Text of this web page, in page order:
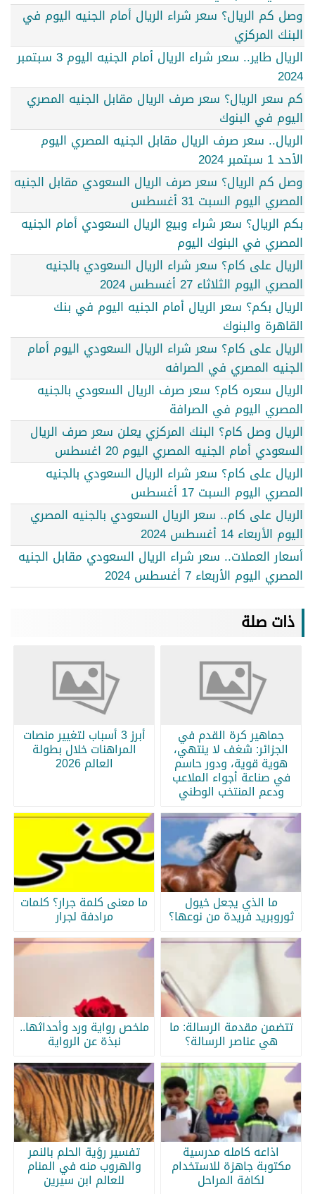
وصل كم الريال؟ سعر شراء الريال أمام الجنيه اليوم في
البنك المركزي
الريال طاير.. سعر شراء الريال أمام الجنيه اليوم 3 سبتمبر
2024
كم سعر الريال؟ سعر صرف الريال مقابل الجنيه المصري
اليوم في البنوك
الريال.. سعر صرف الريال مقابل الجنيه المصري اليوم
الأحد 1 سبتمبر 2024
وصل كم الريال؟ سعر صرف الريال السعودي مقابل الجنيه
المصري اليوم السبت 31 أغسطس
بكم الريال؟ سعر شراء وبيع الريال السعودي أمام الجنيه
المصري في البنوك اليوم
الريال على كام؟ سعر شراء الريال السعودي بالجنيه
المصري اليوم الثلاثاء 27 أغسطس 2024
الريال بكم؟ سعر الريال أمام الجنيه اليوم في بنك
القاهرة والبنوك
الريال على كام؟ سعر شراء الريال السعودي اليوم أمام
الجنيه المصري في الصرافه
الريال سعره كام؟ سعر صرف الريال السعودي بالجنيه
المصري اليوم في الصرافة
الريال وصل كام؟ البنك المركزي يعلن سعر صرف الريال
السعودي أمام الجنيه المصري اليوم 20 اغسطس
الريال على كام؟ سعر شراء الريال السعودي بالجنيه
المصري اليوم السبت 17 أغسطس
الريال على كام.. سعر الريال السعودي بالجنيه المصري
اليوم الأربعاء 14 أغسطس 2024
أسعار العملات.. سعر شراء الريال السعودي مقابل الجنيه
المصري اليوم الأربعاء 7 أغسطس 2024
ذات صلة
جماهير كرة القدم في
الجزائر: شغف لا ينتهي،
هوية قوية، ودور حاسم
في صناعة أجواء الملاعب
ودعم المنتخب الوطني
أبرز 3 أسباب لتغيير منصات
المراهنات خلال بطولة
العالم 2026
ما الذي يجعل خيول
ثوروبريد فريدة من نوعها؟
ما معنى كلمة جرار؟ كلمات
مرادفة لجرار
تتضمن مقدمة الرسالة: ما
هي عناصر الرسالة؟
ملخص رواية ورد وأحداثها..
نبذة عن الرواية
اذاعه كامله مدرسية
مكتوبة جاهزة للاستخدام
لكافة المراحل
تفسير رؤية الحلم بالنمر
والهروب منه في المنام
للعالم ابن سيرين